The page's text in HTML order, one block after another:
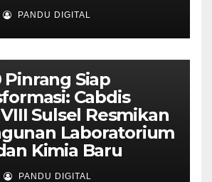
PANDU DIGITAL
Pinrang Siap
Cabdis
Sulsel Resmikan
Laboratorium
Kimia Baru
PANDU DIGITAL